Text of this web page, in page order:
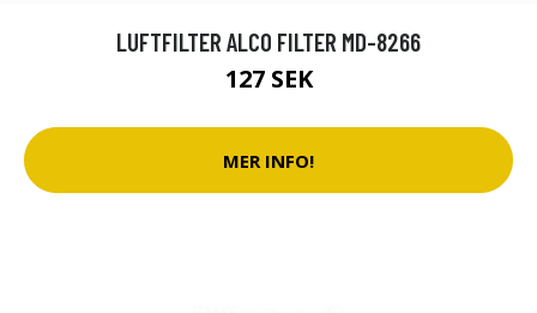
LUFTFILTER ALCO FILTER MD-8266
127 SEK
MER INFO!